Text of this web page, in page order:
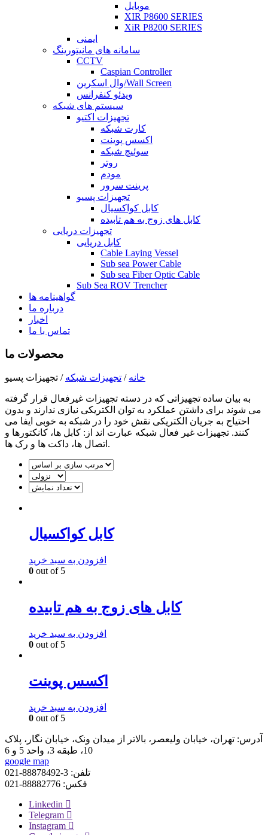
موبایل
XIR P8600 SERIES
XiR P8200 SERIES
ایمنی
سامانه های مانیتورینگ
CCTV
Caspian Controller
وال اسکرین/Wall Screen
ویدئو کنفرانس
سیستم های شبکه
تجهیزات اکتیو
کارت شبکه
اکسس پوینت
سوئیچ شبکه
روتر
مودم
پرینت سرور
تجهیزات پسیو
کابل کواکسیال
کابل های زوج به هم تابیده
تجهیزات دریایی
کابل دریایی
Cable Laying Vessel
Sub sea Power Cable
Sub sea Fiber Optic Cable
Sub Sea ROV Trencher
گواهینامه ها
درباره ما
اخبار
تماس با ما
محصولات ما
خانه / تجهیزات شبکه / تجهیزات پسیو
به بیان ساده تجهیزاتی که در دسته تجهیزات غیرفعال قرار گرفته
می شوند برای داشتن عملکرد به توان الکتریکی نیازی ندارند و بدون
احتیاج به جریان الکتریکی نقش خود را در شبکه به خوبی ایفا می
کنند. تجهیزات غیر فعال شبکه عبارت اند از: کابل ها، کانکتورها و
اتصال ها، داکت ها و رک ها.
کابل کواکسیال
افزودن به سبد خرید
0 out of 5
کابل های زوج به هم تابیده
افزودن به سبد خرید
0 out of 5
اکسس پوینت
افزودن به سبد خرید
0 out of 5
آدرس: تهران، خیابان ولیعصر، بالاتر از میدان ونک، خیابان نگار، پلاک
10، طبقه 3، واحد 5 و 6
google map
تلفن: 3-88878492-021
فکس: 88882776-021
Linkedin
Telegram
Instagram